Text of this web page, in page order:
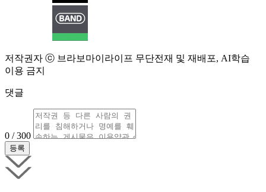
저작권자 ⓒ 브라보마이라이프 무단전재 및 재배포, AI학습
이용 금지
댓글
0 / 300